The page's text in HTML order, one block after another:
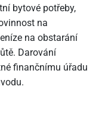
bytové potřeby,
na
na obstarání
Darování
finančnímu úřadu